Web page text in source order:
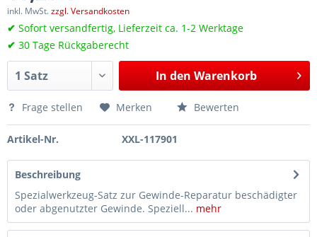
inkl. MwSt.zzgl. Versandkosten
✔ Sofort versandfertig, Lieferzeit ca. 1-2 Werktage
✔ 30 Tage Rückgaberecht
In den Warenkorb
Frage stellen Merken Bewerten
Artikel-Nr. XXL-117901
Beschreibung
Spezialwerkzeug-Satz zur Gewinde-Reparatur beschädigter
oder abgenutzter Gewinde. Speziell... mehr